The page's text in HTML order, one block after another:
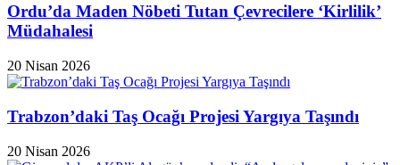
Ordu’da Maden Nöbeti Tutan Çevrecilere ‘Kirlilik’
Müdahalesi
20 Nisan 2026
Trabzon’daki Taş Ocağı Projesi Yargıya Taşındı
20 Nisan 2026